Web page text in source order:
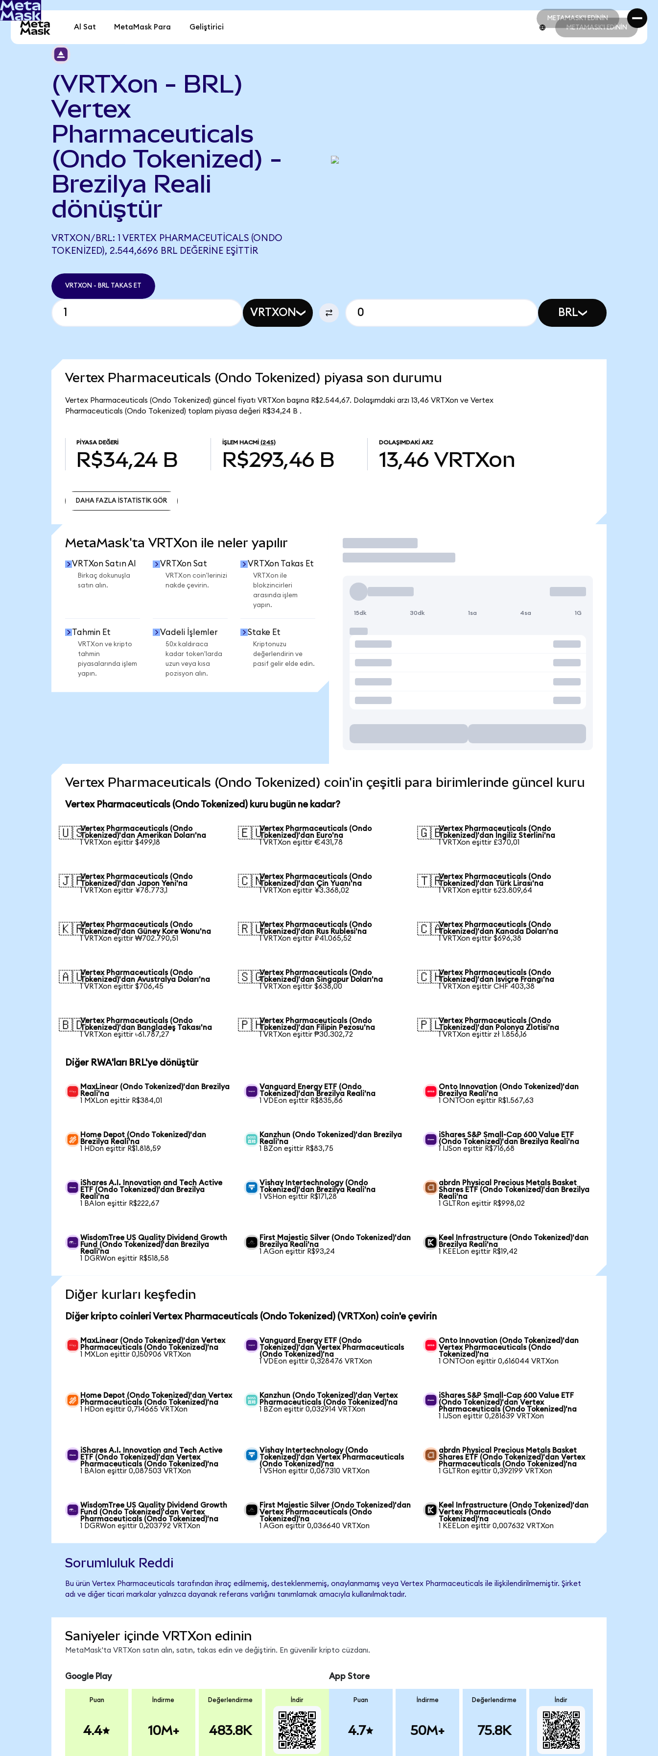
METAMASK'I EDİNİN
METAMASK'I EDİNİN
Al Sat MetaMask Para Geliştirici METAMASK'I EDİNİN
(VRTXon - BRL)
Vertex
Pharmaceuticals
(Ondo Tokenized) -
Brezilya Reali
dönüştür
VRTXON/BRL: 1 VERTEX PHARMACEUTICALS (ONDO
TOKENIZED), 2.544,6696 BRL DEĞERINE EŞITTIR
VRTXON - BRL TAKAS ET
VRTXON BRL
Vertex Pharmaceuticals (Ondo Tokenized) piyasa son durumu
Vertex Pharmaceuticals (Ondo Tokenized) güncel fiyatı VRTXon başına R$2.544,67. Dolaşımdaki arzı 13,46 VRTXon ve Vertex
Pharmaceuticals (Ondo Tokenized) toplam piyasa değeri R$34,24 B .
PIYASA DEĞERI
R$34,24 B
İŞLEM HACMI (24S)
R$293,46 B
DOLAŞIMDAKI ARZ
13,46 VRTXon
DAHA FAZLA İSTATİSTİK GÖR
MetaMask'ta VRTXon ile neler yapılır
VRTXon Satın Al
Birkaç dokunuşla
satın alın.
VRTXon Sat
VRTXon coin'lerinizi
nakde çevirin.
VRTXon Takas Et
VRTXon ile
blokzincirleri
arasında işlem
yapın.
Tahmin Et
VRTXon ve kripto
tahmin
piyasalarında işlem
yapın.
Vadeli İşlemler
50x kaldıraca
kadar token'larda
uzun veya kısa
pozisyon alın.
Stake Et
Kriptonuzu
değerlendirin ve
pasif gelir elde edin.
İşlem Yap
15dk 30dk 1sa 4sa 1G
Vertex Pharmaceuticals (Ondo Tokenized) coin'in çeşitli para birimlerinde güncel kuru
Vertex Pharmaceuticals (Ondo Tokenized) kuru bugün ne kadar?
🇺🇸Vertex Pharmaceuticals (Ondo
Tokenized)'dan Amerikan Doları'na
1 VRTXon eşittir $499,18
🇪🇺Vertex Pharmaceuticals (Ondo
Tokenized)'dan Euro'na
1 VRTXon eşittir €431,78
🇬🇧Vertex Pharmaceuticals (Ondo
Tokenized)'dan İngiliz Sterlini'na
1 VRTXon eşittir £370,01
🇯🇵Vertex Pharmaceuticals (Ondo
Tokenized)'dan Japon Yeni'na
1 VRTXon eşittir ¥78.773,1
🇨🇳Vertex Pharmaceuticals (Ondo
Tokenized)'dan Çin Yuanı'na
1 VRTXon eşittir ¥3.368,02
🇹🇷Vertex Pharmaceuticals (Ondo
Tokenized)'dan Türk Lirası'na
1 VRTXon eşittir ₺23.809,64
🇰🇷Vertex Pharmaceuticals (Ondo
Tokenized)'dan Güney Kore Wonu'na
1 VRTXon eşittir ₩702.790,51
🇷🇺Vertex Pharmaceuticals (Ondo
Tokenized)'dan Rus Rublesi'na
1 VRTXon eşittir ₽41.065,52
🇨🇦Vertex Pharmaceuticals (Ondo
Tokenized)'dan Kanada Doları'na
1 VRTXon eşittir $696,38
🇦🇺Vertex Pharmaceuticals (Ondo
Tokenized)'dan Avustralya Doları'na
1 VRTXon eşittir $706,45
🇸🇬Vertex Pharmaceuticals (Ondo
Tokenized)'dan Singapur Doları'na
1 VRTXon eşittir $638,00
🇨🇭Vertex Pharmaceuticals (Ondo
Tokenized)'dan İsviçre Frangı'na
1 VRTXon eşittir CHF 403,38
🇧🇩Vertex Pharmaceuticals (Ondo
Tokenized)'dan Bangladeş Takası'na
1 VRTXon eşittir ৳61.787,27
🇵🇭Vertex Pharmaceuticals (Ondo
Tokenized)'dan Filipin Pezosu'na
1 VRTXon eşittir ₱30.302,72
🇵🇱Vertex Pharmaceuticals (Ondo
Tokenized)'dan Polonya Zlotisi'na
1 VRTXon eşittir zł 1.856,16
Diğer RWA'ları BRL'ye dönüştür
MaxLinear (Ondo Tokenized)'dan Brezilya
Reali'na
1 MXLon eşittir R$384,01
Vanguard Energy ETF (Ondo
Tokenized)'dan Brezilya Reali'na
1 VDEon eşittir R$835,86
Onto Innovation (Ondo Tokenized)'dan
Brezilya Reali'na
1 ONTOon eşittir R$1.567,63
Home Depot (Ondo Tokenized)'dan
Brezilya Reali'na
1 HDon eşittir R$1.818,59
Kanzhun (Ondo Tokenized)'dan Brezilya
Reali'na
1 BZon eşittir R$83,75
iShares S&P Small-Cap 600 Value ETF
(Ondo Tokenized)'dan Brezilya Reali'na
1 IJSon eşittir R$716,68
iShares A.I. Innovation and Tech Active
ETF (Ondo Tokenized)'dan Brezilya
Reali'na
1 BAIon eşittir R$222,67
Vishay Intertechnology (Ondo
Tokenized)'dan Brezilya Reali'na
1 VSHon eşittir R$171,28
abrdn Physical Precious Metals Basket
Shares ETF (Ondo Tokenized)'dan Brezilya
Reali'na
1 GLTRon eşittir R$998,02
WisdomTree US Quality Dividend Growth
Fund (Ondo Tokenized)'dan Brezilya
Reali'na
1 DGRWon eşittir R$518,58
First Majestic Silver (Ondo Tokenized)'dan
Brezilya Reali'na
1 AGon eşittir R$93,24
Keel Infrastructure (Ondo Tokenized)'dan
Brezilya Reali'na
1 KEELon eşittir R$19,42
Diğer kurları keşfedin
Diğer kripto coinleri Vertex Pharmaceuticals (Ondo Tokenized) (VRTXon) coin'e çevirin
MaxLinear (Ondo Tokenized)'dan Vertex
Pharmaceuticals (Ondo Tokenized)'na
1 MXLon eşittir 0,150906 VRTXon
Vanguard Energy ETF (Ondo
Tokenized)'dan Vertex Pharmaceuticals
(Ondo Tokenized)'na
1 VDEon eşittir 0,328476 VRTXon
Onto Innovation (Ondo Tokenized)'dan
Vertex Pharmaceuticals (Ondo
Tokenized)'na
1 ONTOon eşittir 0,616044 VRTXon
Home Depot (Ondo Tokenized)'dan Vertex
Pharmaceuticals (Ondo Tokenized)'na
1 HDon eşittir 0,714665 VRTXon
Kanzhun (Ondo Tokenized)'dan Vertex
Pharmaceuticals (Ondo Tokenized)'na
1 BZon eşittir 0,032914 VRTXon
iShares S&P Small-Cap 600 Value ETF
(Ondo Tokenized)'dan Vertex
Pharmaceuticals (Ondo Tokenized)'na
1 IJSon eşittir 0,281639 VRTXon
iShares A.I. Innovation and Tech Active
ETF (Ondo Tokenized)'dan Vertex
Pharmaceuticals (Ondo Tokenized)'na
1 BAIon eşittir 0,087503 VRTXon
Vishay Intertechnology (Ondo
Tokenized)'dan Vertex Pharmaceuticals
(Ondo Tokenized)'na
1 VSHon eşittir 0,067310 VRTXon
abrdn Physical Precious Metals Basket
Shares ETF (Ondo Tokenized)'dan Vertex
Pharmaceuticals (Ondo Tokenized)'na
1 GLTRon eşittir 0,392199 VRTXon
WisdomTree US Quality Dividend Growth
Fund (Ondo Tokenized)'dan Vertex
Pharmaceuticals (Ondo Tokenized)'na
1 DGRWon eşittir 0,203792 VRTXon
First Majestic Silver (Ondo Tokenized)'dan
Vertex Pharmaceuticals (Ondo
Tokenized)'na
1 AGon eşittir 0,036640 VRTXon
Keel Infrastructure (Ondo Tokenized)'dan
Vertex Pharmaceuticals (Ondo
Tokenized)'na
1 KEELon eşittir 0,007632 VRTXon
Sorumluluk Reddi
Bu ürün Vertex Pharmaceuticals tarafından ihraç edilmemiş, desteklenmemiş, onaylanmamış veya Vertex Pharmaceuticals ile ilişkilendirilmemiştir. Şirket
adı ve diğer ticari markalar yalnızca dayanak referans varlığını tanımlamak amacıyla kullanılmaktadır.
Saniyeler içinde VRTXon edinin
MetaMask'ta VRTXon satın alın, satın, takas edin ve değiştirin. En güvenilir kripto cüzdanı.
Google Play
Puan
4.4
İndirme
10M+
Değerlendirme
483.8K
İndir
App Store
Puan
4.7
İndirme
50M+
Değerlendirme
75.8K
İndir